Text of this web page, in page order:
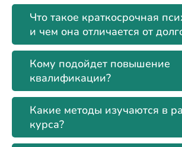
Что такое краткосрочная
и чем она отличается от
Кому подойдет повышение
квалификации?
Какие методы изучаются в
курса?